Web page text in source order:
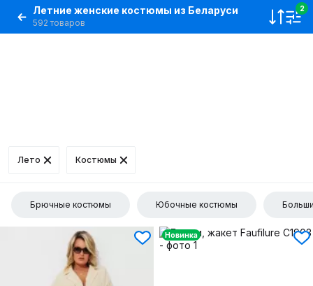
Летние женские костюмы из Беларуси
592 товаров
2
Лето Костюмы
Брючные костюмы Юбочные костюмы
Новинка